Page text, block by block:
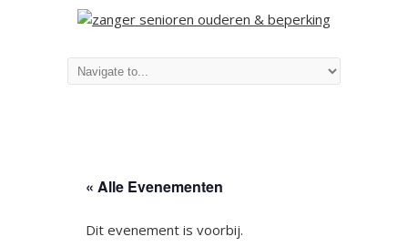
« Alle Evenementen
Dit evenement is voorbij.